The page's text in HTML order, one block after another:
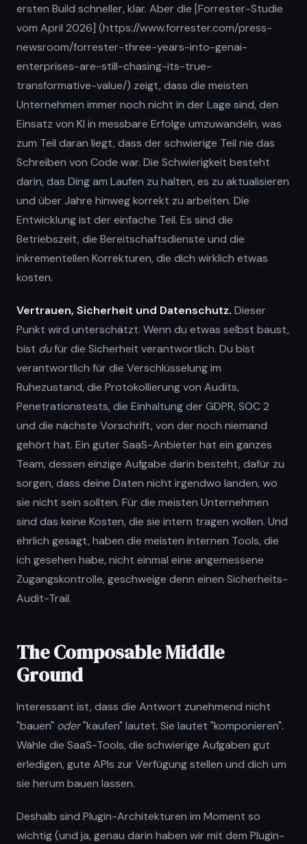
ersten Build schneller, klar. Aber die [Forrester-Studie
vom April 2026] (https://www.forrester.com/press-
newsroom/forrester-three-years-into-genai-
enterprises-are-still-chasing-its-true-
transformative-value/) zeigt, dass die meisten
Unternehmen immer noch nicht in der Lage sind, den
Einsatz von KI in messbare Erfolge umzuwandeln, was
zum Teil daran liegt, dass der schwierige Teil nie das
Schreiben von Code war. Die Schwierigkeit besteht
darin, das Ding am Laufen zu halten, es zu aktualisieren
und über Jahre hinweg korrekt zu arbeiten. Die
Entwicklung ist der einfache Teil. Es sind die
Betriebszeit, die Bereitschaftsdienste und die
inkrementellen Korrekturen, die dich wirklich etwas
kosten.
Vertrauen, Sicherheit und Datenschutz. Dieser
Punkt wird unterschätzt. Wenn du etwas selbst baust,
bist dufür die Sicherheit verantwortlich. Du bist
verantwortlich für die Verschlüsselung im
Ruhezustand, die Protokollierung von Audits,
Penetrationstests, die Einhaltung der GDPR, SOC 2
und die nächste Vorschrift, von der noch niemand
gehört hat. Ein guter SaaS-Anbieter hat ein ganzes
Team, dessen einzige Aufgabe darin besteht, dafür zu
sorgen, dass deine Daten nicht irgendwo landen, wo
sie nicht sein sollten. Für die meisten Unternehmen
sind das keine Kosten, die sie intern tragen wollen. Und
ehrlich gesagt, haben die meisten internen Tools, die
ich gesehen habe, nicht einmal eine angemessene
Zugangskontrolle, geschweige denn einen Sicherheits-
Audit-Trail.
The Composable Middle
Ground
Interessant ist, dass die Antwort zunehmend nicht
"bauen" oder"kaufen" lautet. Sie lautet "komponieren".
Wähle die SaaS-Tools, die schwierige Aufgaben gut
erledigen, gute APIs zur Verfügung stellen und dich um
sie herum bauen lassen.
Deshalb sind Plugin-Architekturen im Moment so
wichtig (und ja, genau darin haben wir mit dem Plugin-